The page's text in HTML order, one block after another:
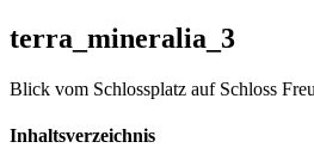
terra_mineralia_3
Blick vom Schlossplatz auf Schloss
Inhaltsverzeichnis